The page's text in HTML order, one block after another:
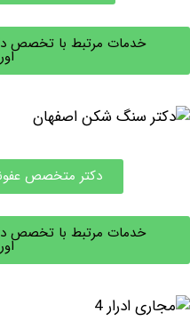
خدمات مرتبط با تخصص دکتر
اورولوژی
دکتر متخصص عفونت
خدمات مرتبط با تخصص دکتر
اورولوژی